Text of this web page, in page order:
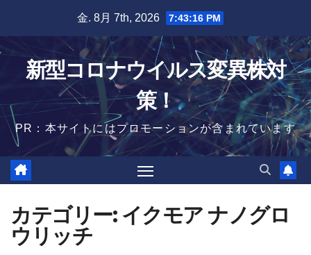
content
金. 8月 7th, 2026 7:43:17 PM
新型コロナウイルス変異株対
策！
PR：本サイトにはプロモーションが含まれています
カテゴリー:イクモア ナノグロ
ウリッチ